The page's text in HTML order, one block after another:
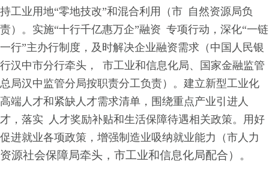
持工业用地“零地技改”和混合利用（市 自然资源局负
责）。实施“十行千亿惠万企”融资 专项行动，深化“一链
一行”主办行制度，及时解决企业融资需求（中国人民银
行汉中市分行牵头， 市工业和信息化局、国家金融监管
总局汉中监管分局按职责分工负责）。建立新型工业化
高端人才和紧缺人才需求清单，围绕重点产业引进人
才，落实 人才奖励补贴和生活保障待遇相关政策。用好
促进就业各项政策，增强制造业吸纳就业能力（市人力
资源社会保障局牵头，市工业和信息化局配合）。